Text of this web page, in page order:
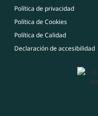
Política de privacidad
Política de Cookies
Política de Calidad
Declaración de accesibilidad